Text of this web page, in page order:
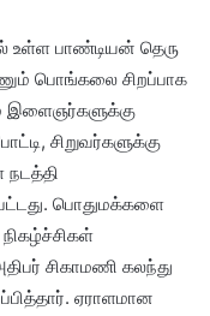
உள்ள பாண்டியன் தெரு
பொங்கலை சிறப்பாக
சிறுவர்களுக்கு
பொதுமக்களை
சிகாமணி கலந்து
ஏராளமான